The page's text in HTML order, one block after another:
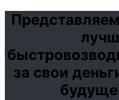
за свои